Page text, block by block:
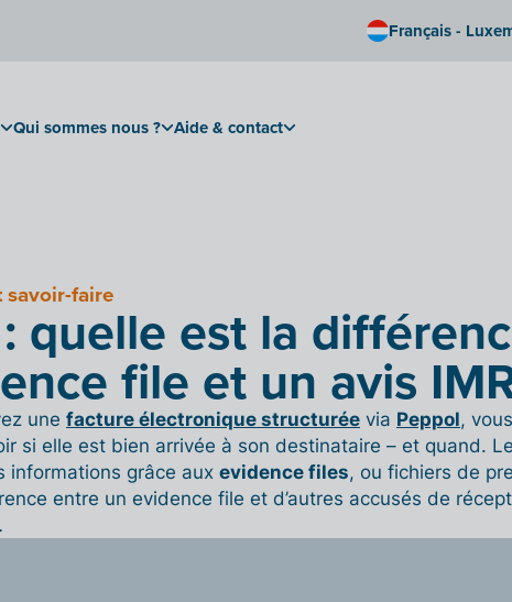
Français -
Qui sommes nous ? Aide & contact
savoir-faire
quelle est la
file et un avis
une facture électronique structurée via Peppol,
si elle est bien arrivée à son destinataire – et quand.
informations grâce aux evidence files, ou fichiers de
entre un evidence file et d’autres accusés de